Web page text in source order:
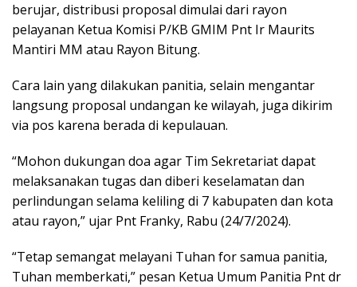
berujar, distribusi proposal dimulai dari rayon
pelayanan Ketua Komisi P/KB GMIM Pnt Ir Maurits
Mantiri MM atau Rayon Bitung.
Cara lain yang dilakukan panitia, selain mengantar
langsung proposal undangan ke wilayah, juga dikirim
via pos karena berada di kepulauan.
“Mohon dukungan doa agar Tim Sekretariat dapat
melaksanakan tugas dan diberi keselamatan dan
perlindungan selama keliling di 7 kabupaten dan kota
atau rayon,” ujar Pnt Franky, Rabu (24/7/2024).
“Tetap semangat melayani Tuhan for samua panitia,
Tuhan memberkati,” pesan Ketua Umum Panitia Pnt dr